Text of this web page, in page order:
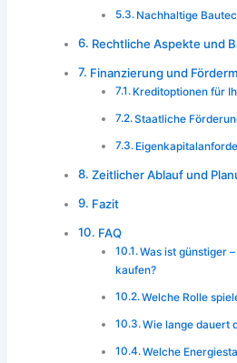
Nachhaltige
Rechtliche Aspekte und
Finanzierung und
Kreditoptionen für
Staatliche
Zeitlicher Ablauf und
Fazit
FAQ
Was ist günstiger
kaufen?
Welche Rolle
Wie lange dauert
Welche